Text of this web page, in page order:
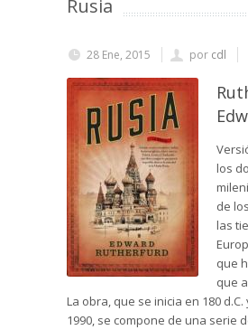
Rusia
28 Ene, 2015 por cdl
los
de
las
que
que
La obra, que se inicia en 180
1990, se compone de una serie